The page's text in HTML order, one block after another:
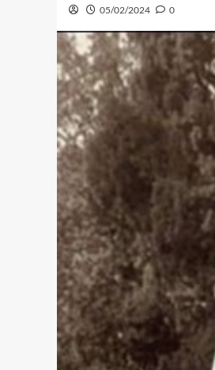
05/02/2024 0